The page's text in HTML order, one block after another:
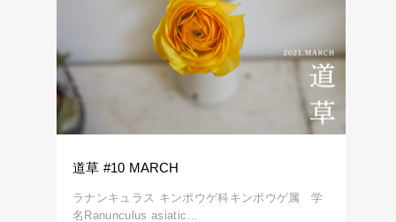
道草 #10 MARCH
ラナンキュラス キンポウゲ科キンポウゲ属 学
名Ranunculus asiatic…